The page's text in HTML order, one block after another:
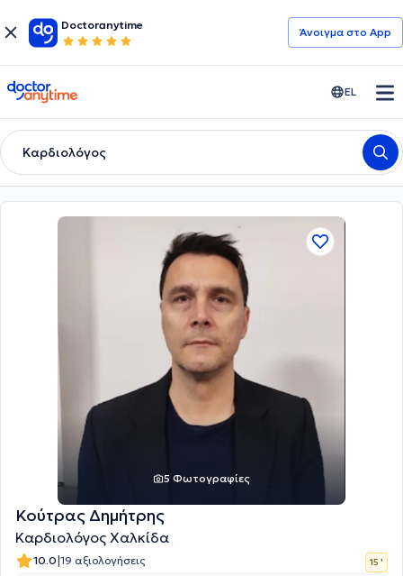
Doctoranytime
Άνοιγμα στο App
doctoranytime EL
Καρδιολόγος
5 Φωτογραφίες
Κούτρας Δημήτρης
Καρδιολόγος Χαλκίδα
10.0|19 αξιολογήσεις 15 '